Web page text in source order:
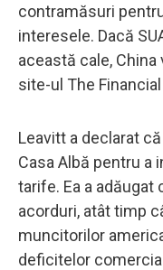
contramăsuri
interesele. Dacă
această cale, China
site-ul The
Leavitt a declarat
Casa Albă pentru a
tarife. Ea a adăugat
acorduri, atât timp
muncitorilor
deficitelor